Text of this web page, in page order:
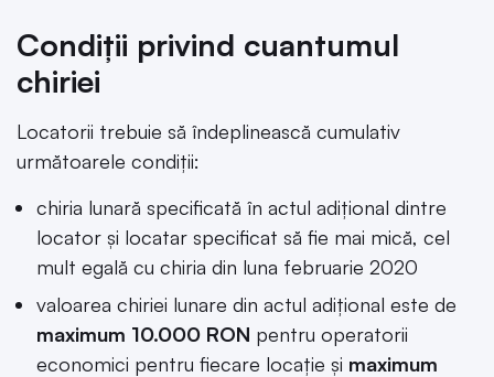
Condiții privind cuantumul
chiriei
Locatorii trebuie să îndeplinească cumulativ
următoarele condiții:
chiria lunară specificată în actul adițional dintre
locator și locatar specificat să fie mai mică, cel
mult egală cu chiria din luna februarie 2020
valoarea chiriei lunare din actul adițional este de
maximum 10.000 RON pentru operatorii
economici pentru fiecare locație și maximum